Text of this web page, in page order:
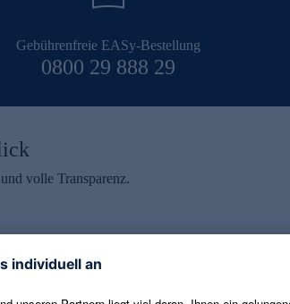
Gebührenfreie EASy-Bestellung
0800 29 888 29
volle Transparenz.